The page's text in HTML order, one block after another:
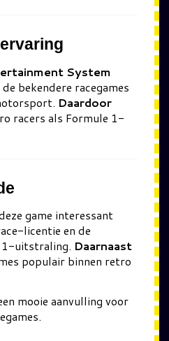
System
bekendere racegames
Daardoor
racers als Formule 1-
game interessant
licentie en de
1-uitstraling. Daarnaast
populair binnen retro
mooie aanvulling voor